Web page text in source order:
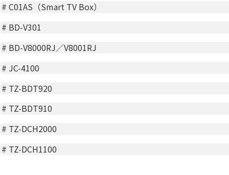
#C01AS（Smart TV Box）
# BD-V301
# BD-V8000RJ／V8001RJ
# JC-4100
# TZ-BDT920
# TZ-BDT910
# TZ-DCH2000
# TZ-DCH1100